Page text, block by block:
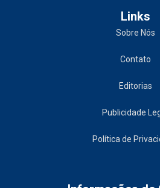
Links
Sobre Nós
Contato
Editorias
Publicidade
Política de